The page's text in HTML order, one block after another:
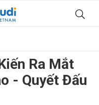
Ra Mắt
- Quyết Đấu